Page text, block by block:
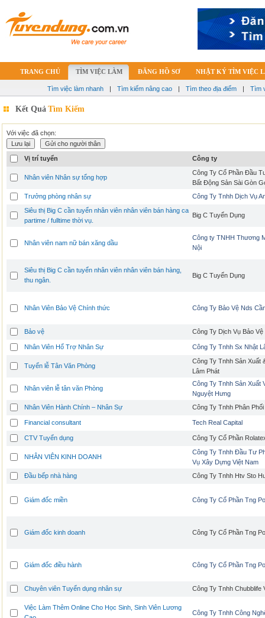
TRANG CHỦ TÌM VIỆC LÀM ĐĂNG HỒ SƠ NHẬT KÝ TÌM VIỆC
Tìm việc làm nhanh | Tìm kiếm nâng cao | Tìm theo địa điểm | Tìm
Kết Quả Tìm Kiếm
Với việc đã chọn:
Vị trí tuyển Công ty
Nhân viên Nhân sự tổng hợp
Công Ty Cổ Phần Đầu
Bất Động Sản Sài Gòn
Trưởng phòng nhân sự
Công Ty Tnhh Dịch Vụ
Siêu thị Big C cần tuyển nhân viên nhân viên bán hàng ca
partime / fulltime thời vụ.
Big C Tuyển Dụng
Nhân viên nam nữ bán xăng dầu
Công ty TNHH Thương
Nội
Siêu thị Big C cần tuyển nhân viên nhân viên bán hàng,
thu ngân.
Big C Tuyển Dụng
Nhân Viên Bảo Vệ Chính thức Công Ty Bảo Vệ Nds
Bảo vệ Công Ty Dịch Vụ Bảo
Nhân Viên Hổ Trợ Nhân Sự Công Ty Tnhh Sx Nhật
Tuyển lễ Tân Văn Phòng
Công Ty Tnhh Sản Xuất
Lâm Phát
Nhân viên lễ tân văn Phòng
Công Ty Tnhh Sản Xuất
Nguyệt Hưng
Nhân Viên Hành Chính – Nhân Sự
Công Ty Tnhh Phân
Financial consultant Tech Real Capital
CTV Tuyển dụng Công Ty Cổ Phần
NHÂN VIÊN KINH DOANH
Công Ty Tnhh Đầu Tư
Vụ Xây Dựng Việt Nam
Đầu bếp nhà hàng
Công Ty Tnhh Htv Sto
Giám đốc miền Công Ty Cổ Phần Tng
Giám đốc kinh doanh Công Ty Cổ Phần Tng
Giám đốc điều hành Công Ty Cổ Phần Tng
Chuyên viên Tuyển dụng nhân sự Công Ty Tnhh Chubblife
Việc Làm Thêm Online Cho Học Sinh, Sinh Viên Lương
Công Ty Tnhh Công